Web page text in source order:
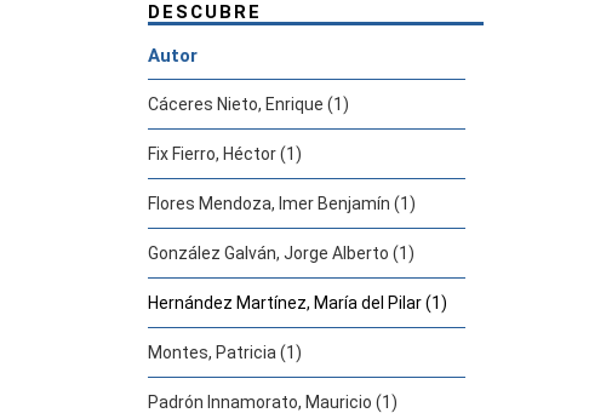
DESCUBRE
Autor
Cáceres Nieto, Enrique (1)
Fix Fierro, Héctor (1)
Flores Mendoza, Imer Benjamín (1)
González Galván, Jorge Alberto (1)
Hernández Martínez, María del Pilar (1)
Montes, Patricia (1)
Padrón Innamorato, Mauricio (1)